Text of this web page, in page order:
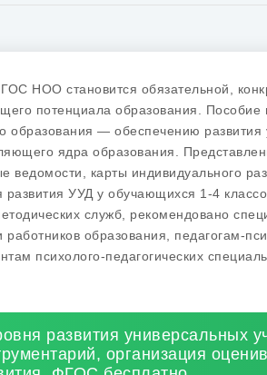
НОО становится обязательной,
потенциала образования. Пособие
образования — обеспечению развития
ядра образования.
ведомости, карты индивидуального
развития УУД у обучающихся 1-4
служб, рекомендовано
образования, педагогам-
психолого-педагогических
развития универсальных
организация